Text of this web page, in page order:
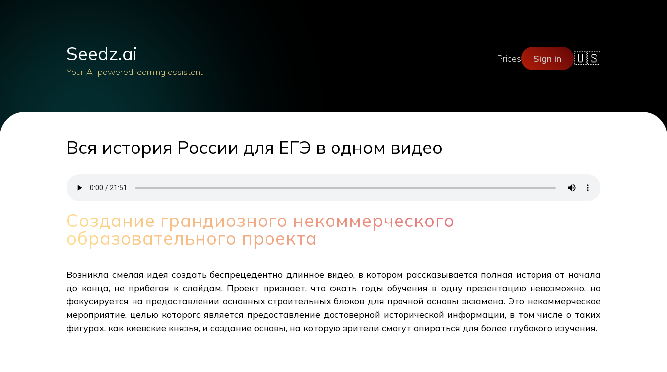
Seedz.ai
Your AI powered learning assistant
Prices Sign in 🇺🇸
Вся история России для ЕГЭ в одном видео
Создание грандиозного некоммерческого
образовательного проекта
Возникла смелая идея создать беспрецедентно длинное видео, в котором рассказывается полная история от начала
до конца, не прибегая к слайдам. Проект признает, что сжать годы обучения в одну презентацию невозможно, но
фокусируется на предоставлении основных строительных блоков для прочной основы экзамена. Это некоммерческое
мероприятие, целью которого является предоставление достоверной исторической информации, в том числе о таких
фигурах, как киевские князья, и создание основы, на которую зрители смогут опираться для более глубокого изучения.